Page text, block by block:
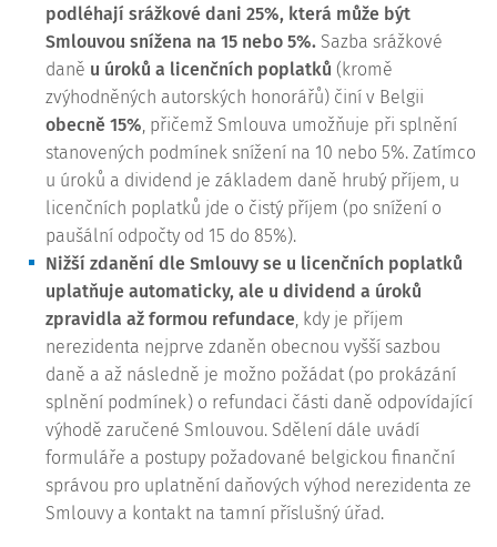
podléhají srážkové dani 25%, která může být
Smlouvou snížena na 15 nebo 5%. Sazba srážkové
daně u úroků a licenčních poplatků (kromě
zvýhodněných autorských honorářů) činí v Belgii
obecně 15%, přičemž Smlouva umožňuje při splnění
stanovených podmínek snížení na 10 nebo 5%. Zatímco
u úroků a dividend je základem daně hrubý příjem, u
licenčních poplatků jde o čistý příjem (po snížení o
paušální odpočty od 15 do 85%).
Nižší zdanění dle Smlouvy se u licenčních poplatků
uplatňuje automaticky, ale u dividend a úroků
zpravidla až formou refundace, kdy je příjem
nerezidenta nejprve zdaněn obecnou vyšší sazbou
daně a až následně je možno požádat (po prokázání
splnění podmínek) o refundaci části daně odpovídající
výhodě zaručené Smlouvou. Sdělení dále uvádí
formuláře a postupy požadované belgickou finanční
správou pro uplatnění daňových výhod nerezidenta ze
Smlouvy a kontakt na tamní příslušný úřad.